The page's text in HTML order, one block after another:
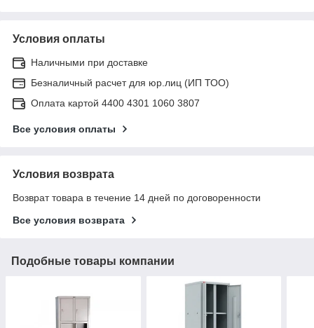
Условия оплаты
Наличными при доставке
Безналичный расчет для юр.лиц (ИП ТОО)
Оплата картой 4400 4301 1060 3807
Все условия оплаты
Условия возврата
Возврат товара в течение 14 дней по договоренности
Все условия возврата
Подобные товары компании